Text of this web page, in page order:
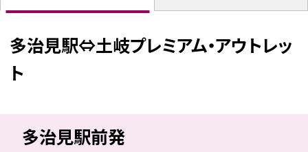
多治見駅⇔土岐プレミアム・アウトレッ
ト
多治見駅前発